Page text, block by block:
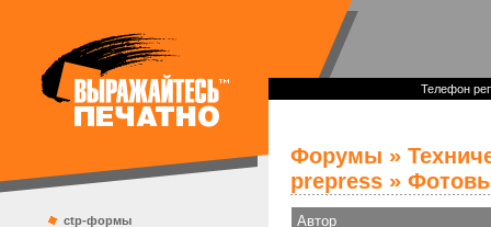
ctp-формы
Телефон
Форумы »
prepress »
Автор